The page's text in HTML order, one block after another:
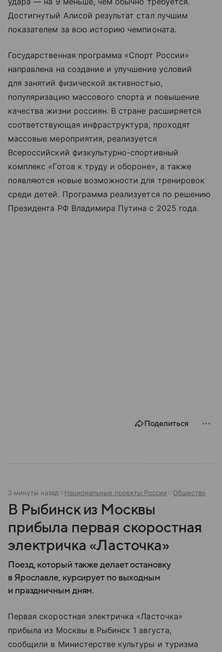
Достигнутый Алисой результат стал лучшим
показателем за всю историю чемпионата.
Государственная программа «Спорт России»
направлена на создание и улучшение условий
для занятий физической активностью,
популяризацию массового спорта и повышение
качества жизни россиян. В стране расширяется
соответствующая инфраструктура, проходят
массовые мероприятия, реализуется
Всероссийский физкультурно-спортивный
комплекс «Готов к труду и обороне», а также
появляются новые возможности для тренировок
среди детей. Программа реализуется по решению
Президента РФ Владимира Путина с 2025 года.
Поделиться
3 минуты назад Национальные проекты России Общество
В Рыбинск из Москвы
прибыла первая скоростная
электричка «Ласточка»
Поезд, который также делает остановку
в Ярославле, курсирует по выходным
и праздничным дням.
Первая скоростная электричка «Ласточка»
прибыла из Москвы в Рыбинск 1 августа,
сообщили в Министерстве культуры и туризма